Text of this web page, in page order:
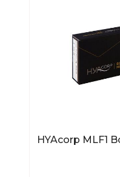
HYAcorp MLF1